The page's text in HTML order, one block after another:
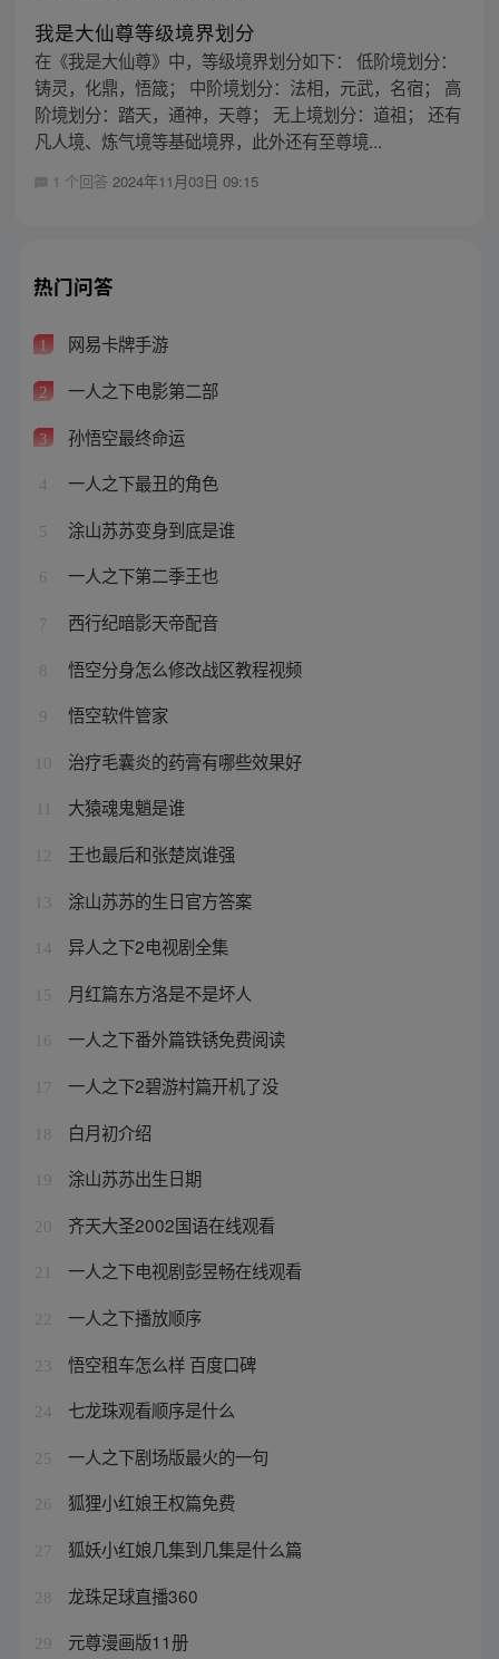
我是大仙尊等级境界划分
在《我是大仙尊》中，等级境界划分如下： 低阶境划分：
铸灵，化鼎，悟箴； 中阶境划分：法相，元武，名宿； 高
阶境划分：踏天，通神，天尊； 无上境划分：道祖； 还有
凡人境、炼气境等基础境界，此外还有至尊境...
1 个回答 2024年11月03日 09:15
热门问答
1 网易卡牌手游
2 一人之下电影第二部
3 孙悟空最终命运
4 一人之下最丑的角色
5 涂山苏苏变身到底是谁
6 一人之下第二季王也
7 西行纪暗影天帝配音
8 悟空分身怎么修改战区教程视频
9 悟空软件管家
10 治疗毛囊炎的药膏有哪些效果好
大猿魂鬼魈是谁
12 王也最后和张楚岚谁强
13 涂山苏苏的生日官方答案
14 异人之下2电视剧全集
15 月红篇东方洛是不是坏人
16 一人之下番外篇铁锈免费阅读
17 一人之下2碧游村篇开机了没
18 白月初介绍
19 涂山苏苏出生日期
20 齐天大圣2002国语在线观看
21 一人之下电视剧彭昱畅在线观看
22 一人之下播放顺序
23 悟空租车怎么样 百度口碑
24 七龙珠观看顺序是什么
25 一人之下剧场版最火的一句
26 狐狸小红娘王权篇免费
27 狐妖小红娘几集到几集是什么篇
28 龙珠足球直播360
29 元尊漫画版11册